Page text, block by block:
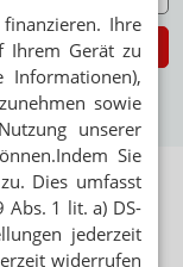
Ihre
Ihrem Gerät zu
Informationen),
sowie
unserer
Sie
Dies umfasst
Abs. 1 lit. a) DS-
jederzeit
widerrufen
Newsletter &